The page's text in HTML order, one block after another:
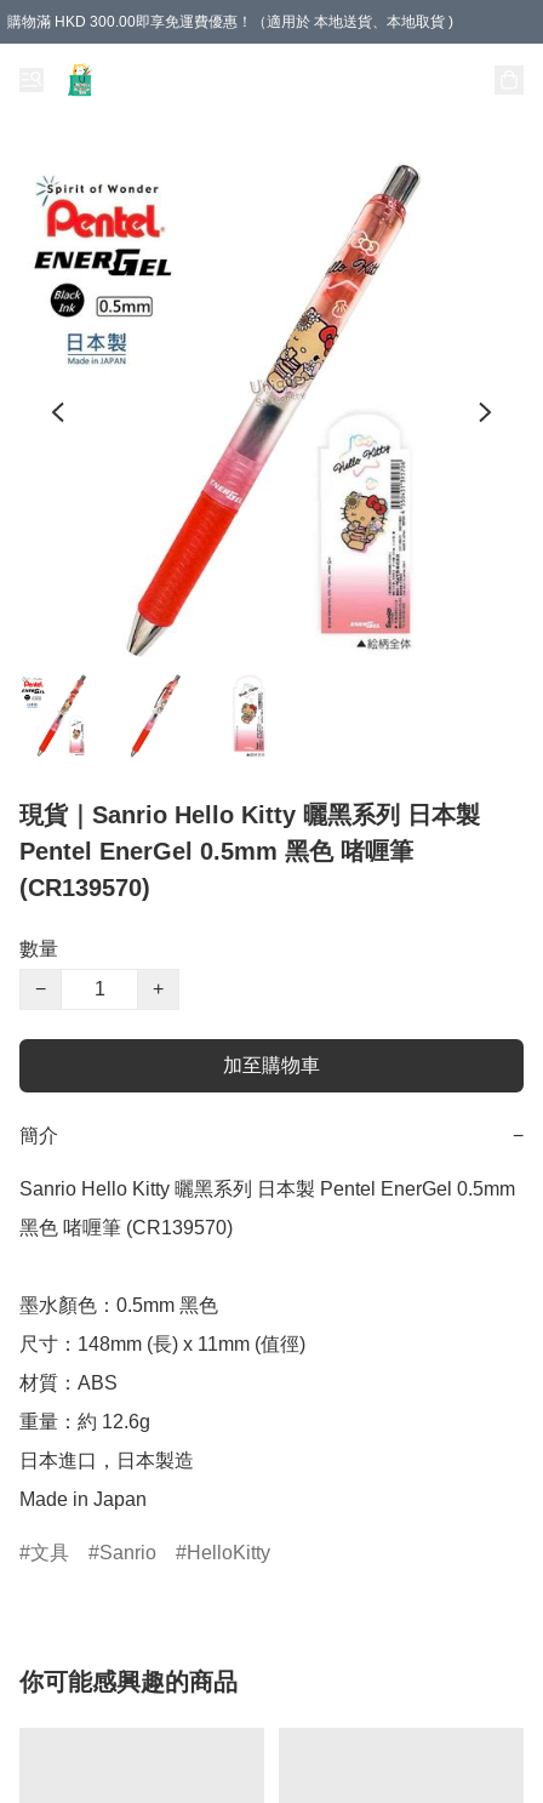
購物滿 HKD 300.00即享免運費優惠！（適用於 本地送貨、本地取貨 )
現貨｜Sanrio Hello Kitty 曬黑系列 日本製
Pentel EnerGel 0.5mm 黑色 啫喱筆
(CR139570)
數量
−
+
加至購物車
簡介 −
Sanrio Hello Kitty 曬黑系列 日本製 Pentel EnerGel 0.5mm
黑色 啫喱筆 (CR139570)
墨水顏色：0.5mm 黑色
尺寸：148mm (長) x 11mm (值徑)
材質：ABS
重量：約 12.6g
日本進口，日本製造
Made in Japan
文具 Sanrio HelloKitty
你可能感興趣的商品